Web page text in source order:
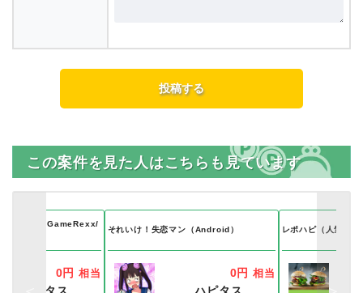
この案件を見た人はこちらも見ています
ムの冒険（GameRexx/
0円 相当
それいけ！失恋マン（Android）
0円 相当
レポハピ（人気店か